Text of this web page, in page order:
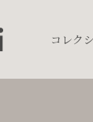
コレク